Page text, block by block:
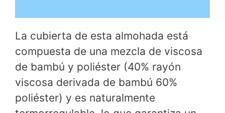
La cubierta de esta almohada está
compuesta de una mezcla de viscosa
de bambú y poliéster (40% rayón
viscosa derivada de bambú 60%
poliéster) y es naturalmente